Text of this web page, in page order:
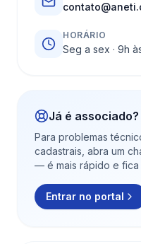
HORÁRIO
Seg a sex · 9h
Já é associado?
Para problemas
cadastrais, abra um
— é mais rápido e fica
Entrar no portal